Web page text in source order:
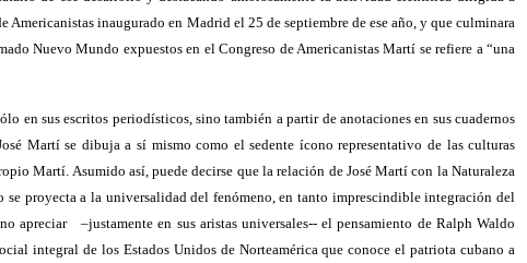
inaugurado en Madrid el 25 de septiembre de ese año, y que culminara
Nuevo Mundo expuestos en el Congreso de Americanistas Martí se refiere a “una
en sus escritos periodísticos, sino también a partir de anotaciones en sus cuadernos
Martí se dibuja a sí mismo como el sedente ícono representativo de las culturas
Martí. Asumido así, puede decirse que la relación de José Martí con la Naturaleza
se proyecta a la universalidad del fenómeno, en tanto imprescindible integración del
apreciar
–justamente en sus aristas universales-- el pensamiento de Ralph Waldo
integral de los Estados Unidos de Norteamérica que conoce el patriota cubano a